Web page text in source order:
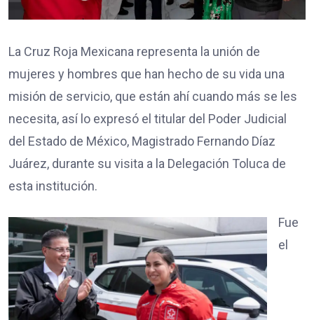
La Cruz Roja Mexicana representa la unión de
mujeres y hombres que han hecho de su vida una
misión de servicio, que están ahí cuando más se les
necesita, así lo expresó el titular del Poder Judicial
del Estado de México, Magistrado Fernando Díaz
Juárez, durante su visita a la Delegación Toluca de
esta institución.
Fue
el